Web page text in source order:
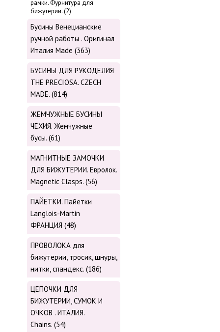
рамки. Фурнитура для
бижутерии. (2)
Бусины Венецианские
ручной работы . Оригинал
Италия Made (363)
БУСИНЫ ДЛЯ РУКОДЕЛИЯ
THE PRECIOSA. CZECH
MADE. (814)
ЖЕМЧУЖНЫЕ БУСИНЫ
ЧЕХИЯ. Жемчужные
бусы. (61)
МАГНИТНЫЕ ЗАМОЧКИ
ДЛЯ БИЖУТЕРИИ. Евролок.
Magnetic Сlasps. (56)
ПАЙЕТКИ. Пайетки
Langlois-Martin
ФРАНЦИЯ (48)
ПРОВОЛОКА для
бижутерии, тросик, шнуры,
нитки, cпандекс. (186)
ЦЕПОЧКИ ДЛЯ
БИЖУТЕРИИ, СУМОК И
ОЧКОВ . ИТАЛИЯ.
Chains. (54)